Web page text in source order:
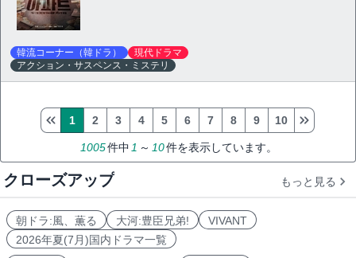
韓流コーナー（韓ドラ）
現代ドラマ
アクション・サスペンス・ミステリ
1005件中 1 ～ 10件を表示しています。
1 2 3 4 5 6 7 8 9 10
クローズアップ もっと見る
朝ドラ:風、薫る 大河:豊臣兄弟!
VIVANT
2026年夏(7月)国内ドラマ一覧